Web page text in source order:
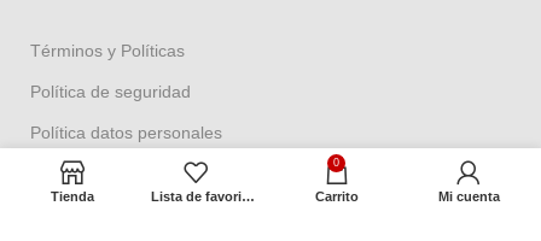
Términos y Políticas
Política de seguridad
Política datos personales
Política Propiedad intelectual
Tienda Lista de favoritos
0
Carrito Mi cuenta